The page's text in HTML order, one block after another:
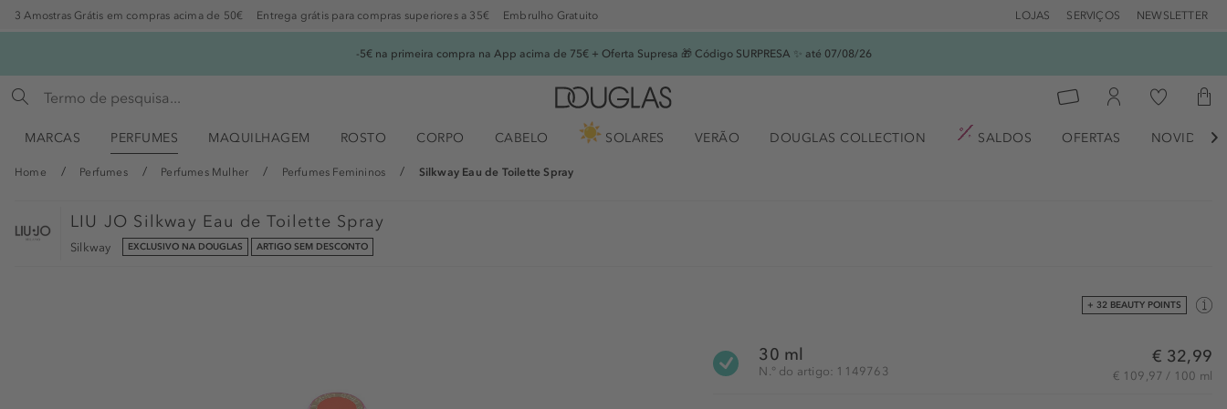
3 Amostras Grátis em compras acima de 50€ Entrega grátis para compras superiores a 35€ Embrulho Gratuito LOJAS SERVIÇOS NEWSLETTER
-5€ na primeira compra na App acima de 75€ + Oferta Supresa 🎁 Código SURPRESA ✨ até 07/08/26
MARCAS PERFUMES MAQUILHAGEM ROSTO CORPO CABELO SOLARES VERÃO DOUGLAS COLLECTION SALDOS OFERTAS 
Home Perfumes Perfumes Mulher Perfumes Femininos Silkway Eau de Toilette Spray
LIU JO Silkway Eau de Toilette Spray
Silkway EXCLUSIVO NA DOUGLAS ARTIGO SEM DESCONTO
+ 32 BEAUTY POINTS
30 ml
N.° do artigo: 1149763
€ 32,99
€ 109,97 / 100 ml